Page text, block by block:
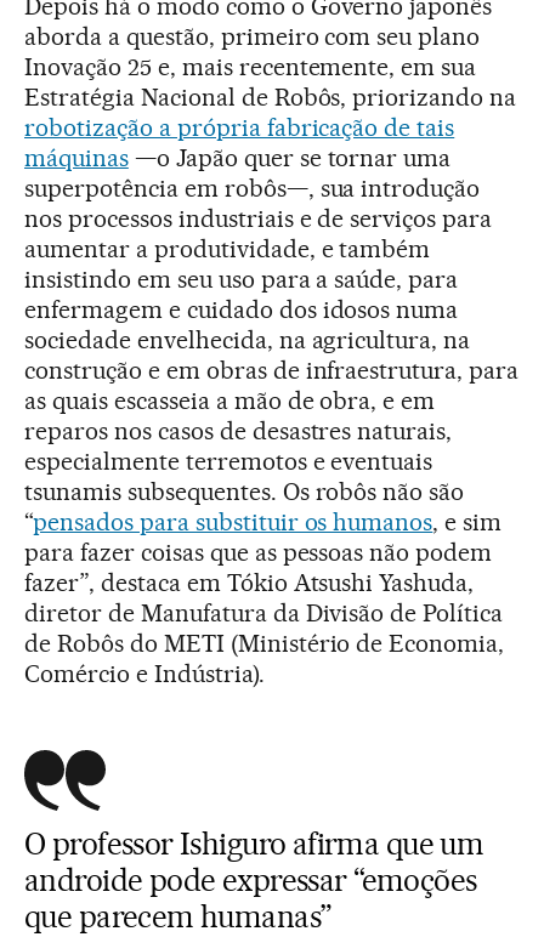
Depois há o modo como o Governo japonês
aborda a questão, primeiro com seu plano
Inovação 25 e, mais recentemente, em sua
Estratégia Nacional de Robôs, priorizando na
robotização a própria fabricação de tais
máquinas—o Japão quer se tornar uma
superpotência em robôs—, sua introdução
nos processos industriais e de serviços para
aumentar a produtividade, e também
insistindo em seu uso para a saúde, para
enfermagem e cuidado dos idosos numa
sociedade envelhecida, na agricultura, na
construção e em obras de infraestrutura, para
as quais escasseia a mão de obra, e em
reparos nos casos de desastres naturais,
especialmente terremotos e eventuais
tsunamis subsequentes. Os robôs não são
“pensados para substituir os humanos, e sim
para fazer coisas que as pessoas não podem
fazer”, destaca em Tókio Atsushi Yashuda,
diretor de Manufatura da Divisão de Política
de Robôs do METI (Ministério de Economia,
Comércio e Indústria).
O professor Ishiguro afirma que um
androide pode expressar “emoções
que parecem humanas”